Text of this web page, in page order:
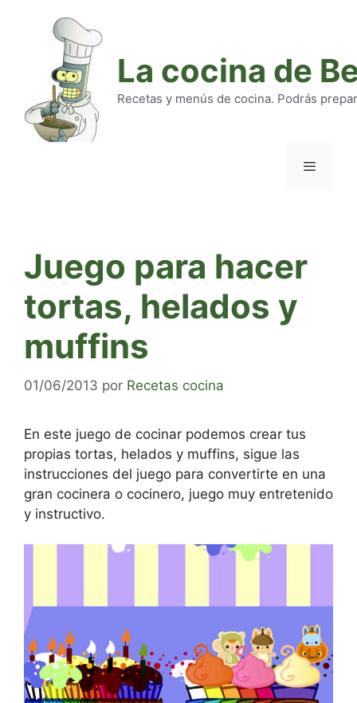
La cocina de
Recetas y menús de cocina. Podrás
Juego para hacer
tortas, helados y
muffins
01/06/2013 por Recetas cocina
En este juego de cocinar podemos crear tus
propias tortas, helados y muffins, sigue las
instrucciones del juego para convertirte en una
gran cocinera o cocinero, juego muy entretenido
y instructivo.